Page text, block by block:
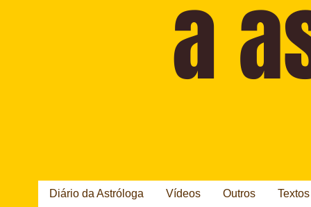
Diário da Astróloga Vídeos Outros